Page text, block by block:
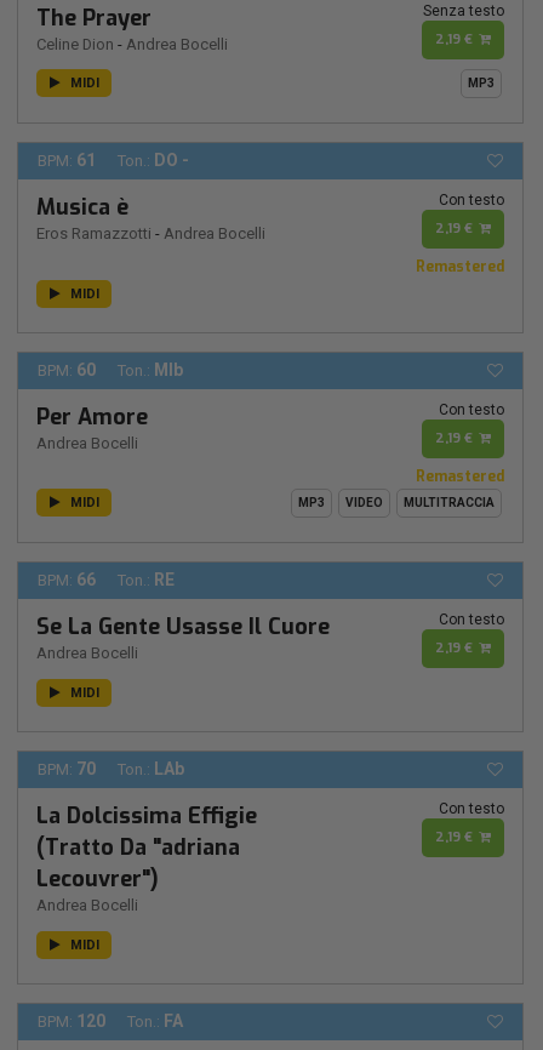
The Prayer
Celine Dion - Andrea Bocelli
Senza testo
2,19 €
MIDI MP3
BPM: 61 Ton.: DO -
Musica è
Eros Ramazzotti - Andrea Bocelli
Con testo
2,19 €
Remastered
MIDI
BPM: 60 Ton.: MIb
Per Amore
Andrea Bocelli
Con testo
2,19 €
Remastered
MIDI MP3 VIDEO MULTITRACCIA
BPM: 66 Ton.: RE
Se La Gente Usasse Il Cuore
Andrea Bocelli
Con testo
2,19 €
MIDI
BPM: 70 Ton.: LAb
La Dolcissima Effigie
(Tratto Da "adriana
Lecouvrer")
Andrea Bocelli
Con testo
2,19 €
MIDI
BPM: 120 Ton.: FA